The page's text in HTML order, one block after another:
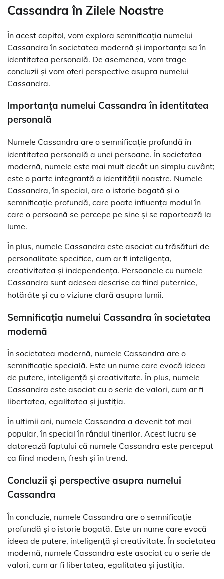
Cassandra în Zilele Noastre
În acest capitol, vom explora semnificația numelui
Cassandra în societatea modernă și importanța sa în
identitatea personală. De asemenea, vom trage
concluzii și vom oferi perspective asupra numelui
Cassandra.
Importanța numelui Cassandra în identitatea
personală
Numele Cassandra are o semnificație profundă în
identitatea personală a unei persoane. În societatea
modernă, numele este mai mult decât un simplu cuvânt;
este o parte integrantă a identității noastre. Numele
Cassandra, în special, are o istorie bogată și o
semnificație profundă, care poate influența modul în
care o persoană se percepe pe sine și se raportează la
lume.
În plus, numele Cassandra este asociat cu trăsături de
personalitate specifice, cum ar fi inteligența,
creativitatea și independența. Persoanele cu numele
Cassandra sunt adesea descrise ca fiind puternice,
hotărâte și cu o viziune clară asupra lumii.
Semnificația numelui Cassandra în societatea
modernă
În societatea modernă, numele Cassandra are o
semnificație specială. Este un nume care evocă ideea
de putere, inteligență și creativitate. În plus, numele
Cassandra este asociat cu o serie de valori, cum ar fi
libertatea, egalitatea și justiția.
În ultimii ani, numele Cassandra a devenit tot mai
popular, în special în rândul tinerilor. Acest lucru se
datorează faptului că numele Cassandra este perceput
ca fiind modern, fresh și în trend.
Concluzii și perspective asupra numelui
Cassandra
În concluzie, numele Cassandra are o semnificație
profundă și o istorie bogată. Este un nume care evocă
ideea de putere, inteligență și creativitate. În societatea
modernă, numele Cassandra este asociat cu o serie de
valori, cum ar fi libertatea, egalitatea și justiția.